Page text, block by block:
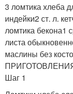
3 ломтика хлеба
индейки2 ст. л.
ломтика бекона1
листа
маслины без
Шаг 1